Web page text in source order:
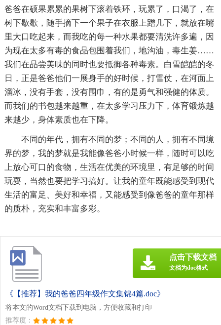
爸爸在硕果累累的果树下滚着铁环，玩累了，口渴了，在
树下歇歇，随手摘下一个果子在衣服上蹭几下，就放在嘴
里大口吃起来，而我吃的每一种水果都要清洗许多遍，因
为现在太多有毒的食品包围着我们，地沟油，毒生姜……
我们在品尝美味的同时也要抵御各种毒素。白雪皑皑的冬
日，正是爸爸他们一展身手的好时候，打雪仗，在河面上
溜冰，没有手套，没有围巾，有的是勇气和强健的体质。
而我们的书包越来越重，在太多学习压力下，体育锻炼越
来越少，身体素质也在下降。
不同的年代，拥有不同的梦；不同的人，拥有不同境
界的梦，我的梦就是我能像爸爸小时候一样，随时可以吃
上放心可口的食物，生活在优美的环境里，有足够的时间
玩耍，当然也要把学习搞好。让我的童年既能感受到现代
生活的富足、美好和幸福，又能感受到像爸爸的童年那样
的质朴，充实和丰富多彩。
《【推荐】我的爸爸四年级作文集锦4篇.doc》
将本文的Word文档下载到电脑，方便收藏和打印
推荐度：
点击下载文档
文档为doc格式